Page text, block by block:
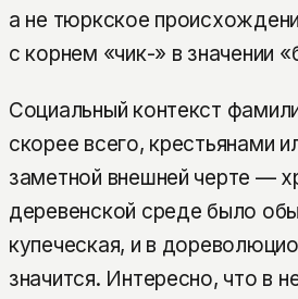
а не тюркское
с корнем «чик-» в значении
Социальный контекст
скорее всего, крестьянами
заметной внешней черте —
деревенской среде было
купеческая, и в
значится. Интересно, что в